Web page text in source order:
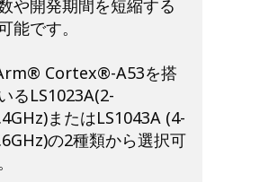
や開発期間を短縮する
能です。
Cortex®-A53を搭
るLS1023A(2-
またはLS1043A (4-
の2種類から選択可